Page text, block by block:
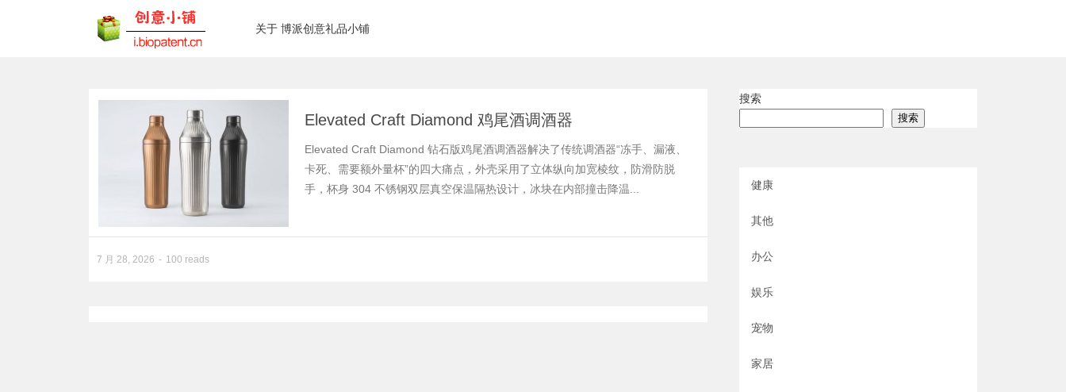
关于 博派创意礼品小铺
Elevated Craft Diamond 鸡尾酒调酒器
Elevated Craft Diamond 钻石版鸡尾酒调酒器解决了传统调酒器“冻手、漏液、
卡死、需要额外量杯”的四大痛点，外壳采用了立体纵向加宽棱纹，防滑防脱
手，杯身 304 不锈钢双层真空保温隔热设计，冰块在内部撞击降温...
7 月 28, 2026 100 reads
搜索
搜索
健康
其他
办公
娱乐
宠物
家居